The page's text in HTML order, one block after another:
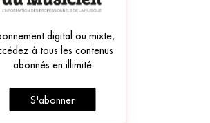
digital ou mixte,
à tous les contenus
abonnés en illimité
S'abonner